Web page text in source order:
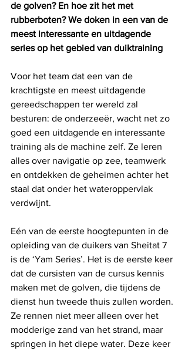
de golven? En hoe zit het met
rubberboten? We doken in een van de
meest interessante en uitdagende
series op het gebied van duiktraining
Voor het team dat een van de
krachtigste en meest uitdagende
gereedschappen ter wereld zal
besturen: de onderzeeër, wacht net zo
goed een uitdagende en interessante
training als de machine zelf. Ze leren
alles over navigatie op zee, teamwerk
en ontdekken de geheimen achter het
staal dat onder het wateroppervlak
verdwijnt.
Eén van de eerste hoogtepunten in de
opleiding van de duikers van Sheitat 7
is de ‘Yam Series’. Het is de eerste keer
dat de cursisten van de cursus kennis
maken met de golven, die tijdens de
dienst hun tweede thuis zullen worden.
Ze rennen niet meer alleen over het
modderige zand van het strand, maar
springen in het diepe water. Deze keer